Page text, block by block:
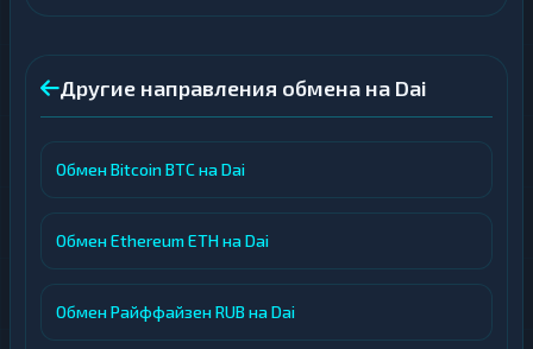
Другие направления обмена на Dai
Обмен Bitcoin BTC на Dai
Обмен Ethereum ETH на Dai
Обмен Райффайзен RUB на Dai